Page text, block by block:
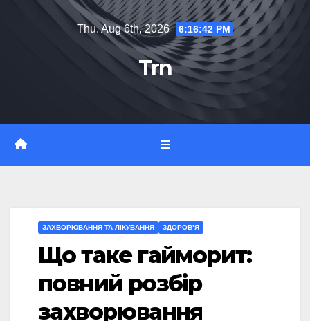
Thu. Aug 6th, 2026 6:16:43 PM
Trn
ЗАХВОРЮВАННЯ ТА ЛІКУВАННЯ ЗДОРОВ’Я
Що таке гайморит:
повний розбір
захворювання